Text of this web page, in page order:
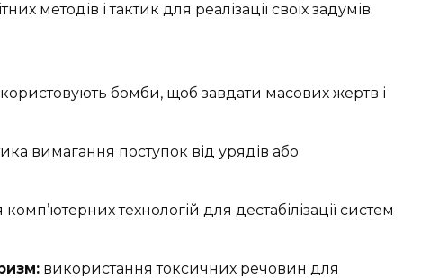
методів і тактик для реалізації своїх задумів.
бомби, щоб завдати масових жертв і
вимагання поступок від урядів або
комп’ютерних технологій для дестабілізації систем
використання токсичних речовин для